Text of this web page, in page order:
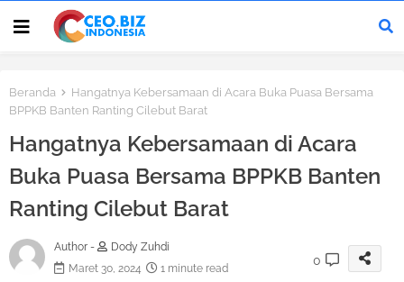
Beranda
Hangatnya Kebersamaan di Acara Buka Puasa Bersama
BPPKB Banten Ranting Cilebut Barat
Hangatnya Kebersamaan di Acara
Buka Puasa Bersama BPPKB Banten
Ranting Cilebut Barat
Author -
Dody Zuhdi
Maret 30, 2024
1 minute read
0